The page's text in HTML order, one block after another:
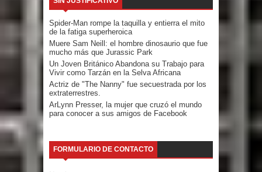
Spider-Man rompe la taquilla y entierra el mito
de la fatiga superheroica
Muere Sam Neill: el hombre dinosaurio que fue
mucho más que Jurassic Park
Un Joven Británico Abandona su Trabajo para
Vivir como Tarzán en la Selva Africana
Actriz de "The Nanny" fue secuestrada por los
extraterrestres.
ArLynn Presser, la mujer que cruzó el mundo
para conocer a sus amigos de Facebook
FORMULARIO DE CONTACTO